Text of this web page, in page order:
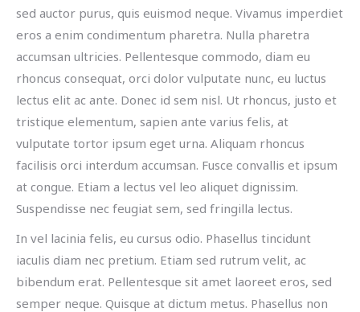
sed auctor purus, quis euismod neque. Vivamus imperdiet
eros a enim condimentum pharetra. Nulla pharetra
accumsan ultricies. Pellentesque commodo, diam eu
rhoncus consequat, orci dolor vulputate nunc, eu luctus
lectus elit ac ante. Donec id sem nisl. Ut rhoncus, justo et
tristique elementum, sapien ante varius felis, at
vulputate tortor ipsum eget urna. Aliquam rhoncus
facilisis orci interdum accumsan. Fusce convallis et ipsum
at congue. Etiam a lectus vel leo aliquet dignissim.
Suspendisse nec feugiat sem, sed fringilla lectus.
In vel lacinia felis, eu cursus odio. Phasellus tincidunt
iaculis diam nec pretium. Etiam sed rutrum velit, ac
bibendum erat. Pellentesque sit amet laoreet eros, sed
semper neque. Quisque at dictum metus. Phasellus non